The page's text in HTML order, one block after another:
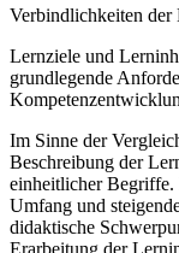
Verbindlichkeiten
Lernziele und
grundlegende
Im Sinne der
Beschreibung der
einheitlicher Begriffe.
Umfang und
didaktische